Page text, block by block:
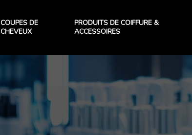
COUPES DE
CHEVEUX
PRODUITS DE COIFFURE &
ACCESSOIRES